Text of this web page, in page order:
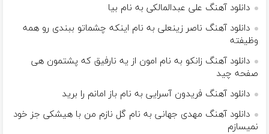
دانلود آهنگ علی عبدالمالکی به نام بیا
دانلود آهنگ ناصر زینعلی به نام اینکه چشماتو ببندی رو همه
وظیفته
دانلود آهنگ زانکو به نام امون از یه نارفیق که پشتمون هی
صفحه چید
دانلود آهنگ فریدون آسرایی به نام باز امانم را برید
دانلود آهنگ مهدی جهانی به نام گل نازم من با هیشکی جز خود
نمیسازم